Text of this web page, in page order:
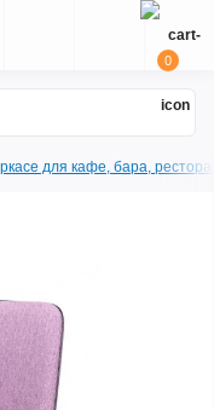
0
для кафе, бара,